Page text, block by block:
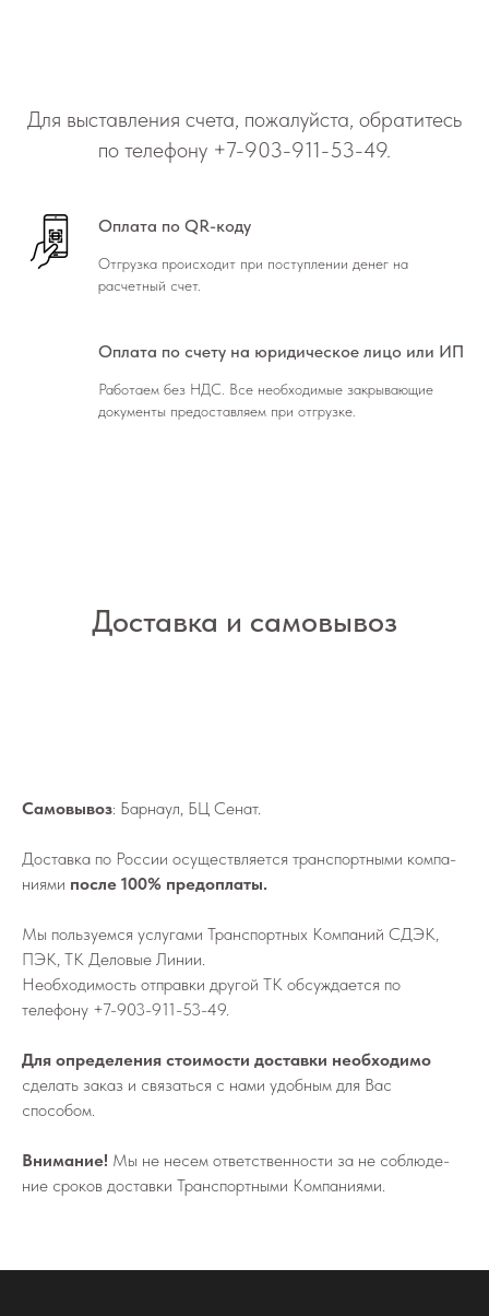
Для выставления счета, пожалуйста, обратитесь
по телефону +7-903-911-53-49.
Оплата по QR-коду
Отгрузка происходит при поступлении денег на
расчетный счет.
Оплата по счету на юридическое лицо или ИП
Работаем без НДС. Все необходимые закрывающие
документы предоставляем при отгрузке.
Доставка и самовывоз
Самовывоз: Барнаул, БЦ Сенат.
До­став­ка по России осу­ществ­ля­ет­ся транс­порт­ны­ми ком­па­
ни­я­ми после 100% предоплаты.
Мы поль­зу­ем­ся услу­га­ми Транс­порт­ных Ком­па­ний СДЭК,
ПЭК, ТК Деловые Линии.
Не­об­хо­ди­мо­сть от­прав­ки дру­гой ТК об­суж­да­ет­ся по
телефону +7-903-911-53-49.
Для определения стоимости доставки необходимо
сделать заказ и связаться с нами удобным для Вас
способом.
Внимание! Мы не не­сем от­вет­ствен­но­сти за не со­блю­де­
ние сро­ков до­став­ки Транс­порт­ны­ми Ком­па­ни­я­ми.